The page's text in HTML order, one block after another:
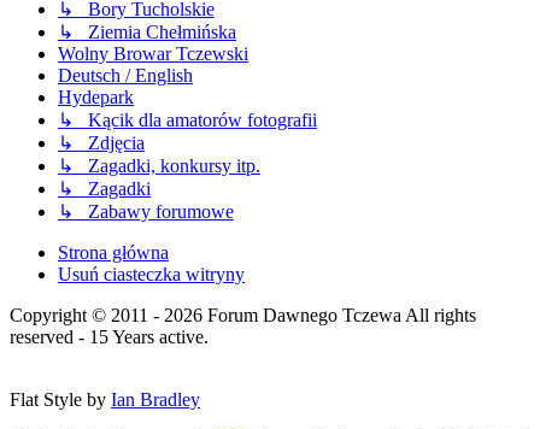
↳ Bory Tucholskie
↳ Ziemia Chełmińska
Wolny Browar Tczewski
Deutsch / English
Hydepark
↳ Kącik dla amatorów fotografii
↳ Zdjęcia
↳ Zagadki, konkursy itp.
↳ Zagadki
↳ Zabawy forumowe
Strona główna
Usuń ciasteczka witryny
Copyright © 2011 - 2026 Forum Dawnego Tczewa All rights
reserved - 15 Years active.
Flat Style by Ian Bradley